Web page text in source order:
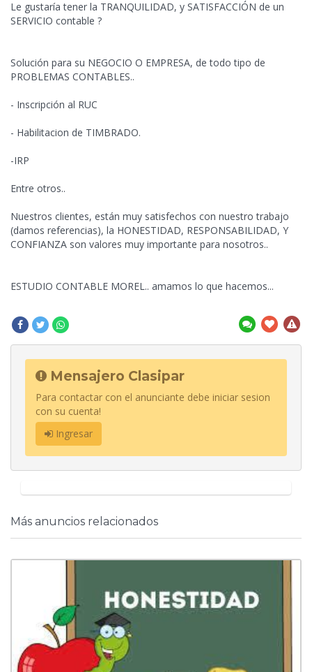
Le gustaría tener la TRANQUILIDAD, y SATISFACCIÓN de un
SERVICIO contable ?
Solución para su NEGOCIO O EMPRESA, de todo tipo de
PROBLEMAS CONTABLES..
- Inscripción al RUC
- Habilitacion de TIMBRADO.
-IRP
Entre otros..
Nuestros clientes, están muy satisfechos con nuestro trabajo
(damos referencias), la HONESTIDAD, RESPONSABILIDAD, Y
CONFIANZA son valores muy importante para nosotros..
ESTUDIO CONTABLE MOREL.. amamos lo que hacemos...
Mensajero Clasipar
Para contactar con el anunciante debe iniciar sesion
con su cuenta!
Ingresar
Más anuncios relacionados